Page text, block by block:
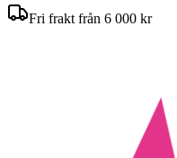
Fri frakt från 6 000 kr